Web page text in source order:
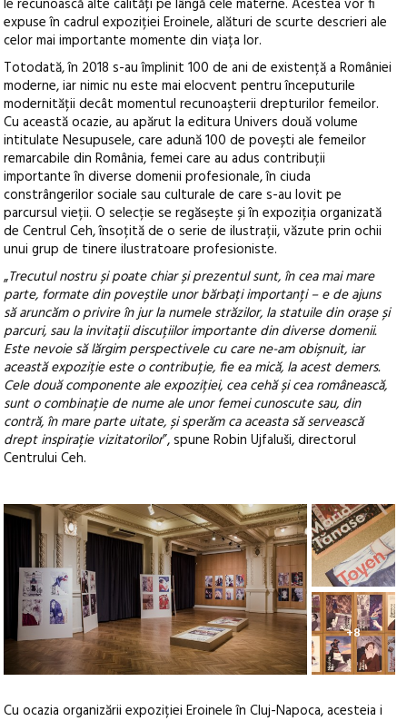
le recunoască alte calități pe lângă cele materne. Acestea vor fi
expuse în cadrul expoziției Eroinele, alături de scurte descrieri ale
celor mai importante momente din viața lor.
Totodată, în 2018 s-au împlinit 100 de ani de existență a României
moderne, iar nimic nu este mai elocvent pentru începuturile
modernității decât momentul recunoașterii drepturilor femeilor.
Cu această ocazie, au apărut la editura Univers două volume
intitulate Nesupusele, care adună 100 de povești ale femeilor
remarcabile din România, femei care au adus contribuții
importante în diverse domenii profesionale, în ciuda
constrângerilor sociale sau culturale de care s-au lovit pe
parcursul vieții. O selecție se regăsește și în expoziția organizată
de Centrul Ceh, însoțită de o serie de ilustrații, văzute prin ochii
unui grup de tinere ilustratoare profesioniste.
„Trecutul nostru și poate chiar și prezentul sunt, în cea mai mare
parte, formate din poveștile unor bărbați importanți – e de ajuns
să aruncăm o privire în jur la numele străzilor, la statuile din orașe și
parcuri, sau la invitații discuțiilor importante din diverse domenii.
Este nevoie să lărgim perspectivele cu care ne-am obișnuit, iar
această expoziție este o contribuție, fie ea mică, la acest demers.
Cele două componente ale expoziției, cea cehă și cea românească,
sunt o combinație de nume ale unor femei cunoscute sau, din
contră, în mare parte uitate, și sperăm ca aceasta să servească
drept inspirație vizitatorilor”, spune Robin Ujfaluši, directorul
Centrului Ceh.
+8
Cu ocazia organizării expoziției Eroinele în Cluj-Napoca, acesteia i